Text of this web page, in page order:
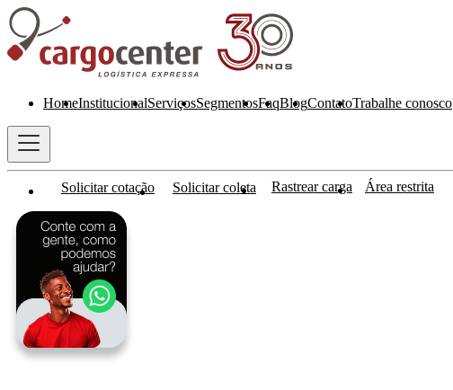
HomeInstitucionalServiçosSegmentosFaqBlogContatoTrabalhe conosco
Solicitar cotação Solicitar coleta Rastrear carga Área restrita